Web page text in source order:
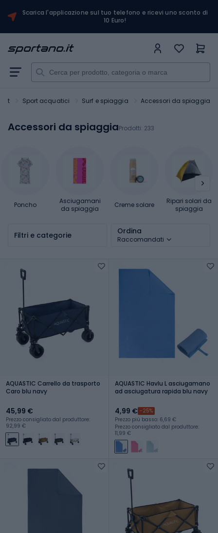
Scarica l'applicazione sul tuo telefono e ricevi uno sconto di
10 Euro!
Sport acquatici Surf e spiaggia Accessori da spiaggia
Accessori da spiaggiaProdotti: 233
Poncho
Asciugamani
da spiaggia
Creme solare
Ripari solari da
spiaggia
Filtri e categorie Ordina
Raccomandati
AQUASTIC Carrello da trasporto
Caro blu navy
45,99 €
Prezzo consigliato dal produttore:
92,99 €
AQUASTIC Havlu L asciugamano
ad asciugatura rapida blu navy
4,99 € -25%
Prezzo più basso: 6,69 €
Prezzo consigliato dal produttore:
11,99 €